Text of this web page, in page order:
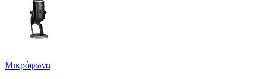
Μικρόφωνα